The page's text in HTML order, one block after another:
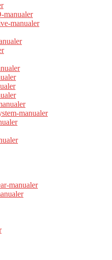
manualer
manualer
manualer
manualer